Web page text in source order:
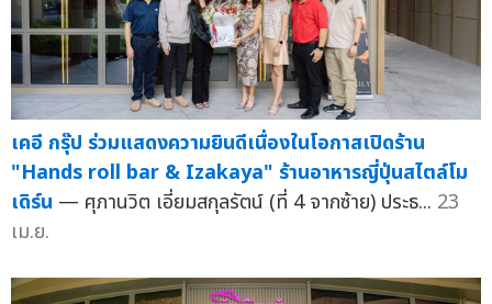
เคอี กรุ๊ป ร่วมแสดงความยินดีเนื่องในโอกาสเปิดร้าน
"Hands roll bar & Izakaya" ร้านอาหารญี่ปุ่นสไตล์โม
เดิร์น — ศุภานวิต เอี่ยมสกุลรัตน์ (ที่ 4 จากซ้าย) ประธ... 23
เม.ย.